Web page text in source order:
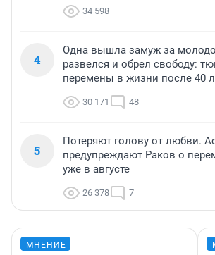
34 598
4
Одна вышла замуж за
развелся и обрел свободу:
перемены в жизни после 40
30 171 48
5
Потеряют голову от любви.
предупреждают Раков о
уже в августе
26 378 7
МНЕНИЕ